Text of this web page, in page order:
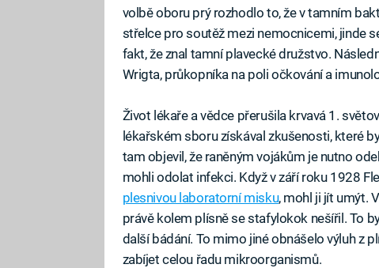
volbě oboru prý rozhodlo to, že v tamním
střelce pro soutěž mezi nemocnicemi, jinde
fakt, že znal tamní plavecké družstvo.
Wrigta, průkopníka na poli očkování a
Život lékaře a vědce přerušila krvavá 1.
lékařském sboru získával zkušenosti, které
tam objevil, že raněným vojákům je nutno
mohli odolat infekci. Když v září roku 1928
plesnivou laboratorní misku, mohl ji jít umýt.
právě kolem plísně se stafylokok nešířil. To
další bádání. To mimo jiné obnášelo výluh z
zabíjet celou řadu mikroorganismů.